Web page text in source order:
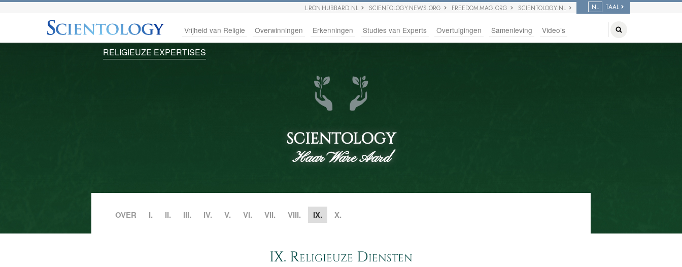
L RON HUBBARD.NL SCIENTOLOGY NEWS.ORG FREEDOM MAG.ORG SCIENTOLOGY.NL NL TAAL
Vrijheid van Religie Overwinningen Erkenningen Studies van Experts Overtuigingen Samenleving Video’s
RELIGIEUZE EXPERTISES
SCIENTOLOGY
Haar Ware Aard
OVER I. II. III. IV. V. VI. VII. VIII. IX. X.
IX. Religieuze Diensten